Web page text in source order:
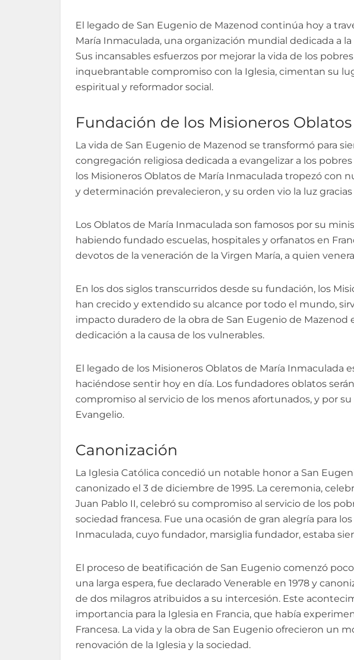
El legado de San Eugenio de Mazenod continúa hoy a
María Inmaculada, una organización mundial dedicada a
Sus incansables esfuerzos por mejorar la vida de los
inquebrantable compromiso con la Iglesia, cimentan su
espiritual y reformador social.
Fundación de los Misioneros
La vida de San Eugenio de Mazenod se transformó para
congregación religiosa dedicada a evangelizar a los
los Misioneros Oblatos de María Inmaculada tropezó con
y determinación prevalecieron, y su orden vio la luz
Los Oblatos de María Inmaculada son famosos por su
habiendo fundado escuelas, hospitales y orfanatos en
devotos de la veneración de la Virgen María, a quien
En los dos siglos transcurridos desde su fundación, los
han crecido y extendido su alcance por todo el mundo,
impacto duradero de la obra de San Eugenio de
dedicación a la causa de los vulnerables.
El legado de los Misioneros Oblatos de María Inmaculada
haciéndose sentir hoy en día. Los fundadores oblatos
compromiso al servicio de los menos afortunados, y por
Evangelio.
Canonización
La Iglesia Católica concedió un notable honor a San
canonizado el 3 de diciembre de 1995. La ceremonia,
Juan Pablo II, celebró su compromiso al servicio de los
sociedad francesa. Fue una ocasión de gran alegría para
Inmaculada, cuyo fundador, marsiglia fundador, estaba
El proceso de beatificación de San Eugenio comenzó
una larga espera, fue declarado Venerable en 1978 y
de dos milagros atribuidos a su intercesión. Este
importancia para la Iglesia en Francia, que había
Francesa. La vida y la obra de San Eugenio ofrecieron un
renovación de la Iglesia y la sociedad.